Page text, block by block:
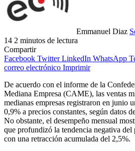
Emmanuel Diaz
14 2 minutos de lectura
Compartir
Facebook Twitter LinkedIn WhatsApp
correo electrónico Imprimir
De acuerdo con el informe de la
Mediana Empresa (CAME), las ventas
medianas empresas registraron en junio
0,9% a precios constantes, según datos
No obstante, el desempeño mensual
que profundizó la tendencia negativa del
con una retracción acumulada del 2,5%.